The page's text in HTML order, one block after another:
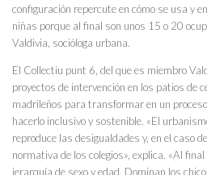
configuración repercute en cómo se usa y
niñas porque al final son unos 15 o 20
Valdivia, socióloga urbana.
El Collectiu punt 6, del que es miembro
proyectos de intervención en los patios de
madrileños para transformar en un
hacerlo inclusivo y sostenible. «El
reproduce las desigualdades y, en el caso
normativa de los colegios», explica. «Al
jerarquía de sexo y edad. Dominan los